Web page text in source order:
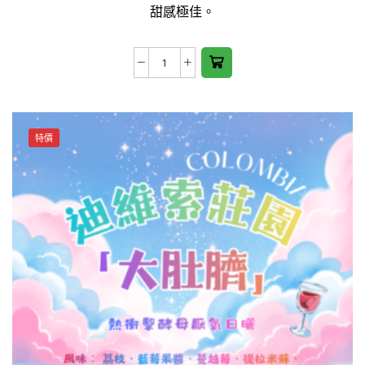
甜感極佳。
雲
天
皓
莊
紅
酒
厭
氧
日
曬
數
量
multiple
The
options
chosen
on the
product
page
特價